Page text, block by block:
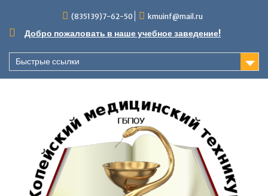
содержимому
(835139)7-62-50 kmuinf@mail.ru
Добро пожаловать в наше учебное заведение!
Быстрые ссылки